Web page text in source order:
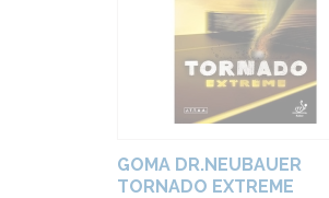
GOMA DR.NEUBAUER
TORNADO EXTREME